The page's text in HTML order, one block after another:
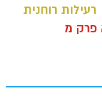
רעילות רוחנית
פרק מ